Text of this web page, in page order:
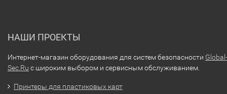
НАШИ ПРОЕКТЫ
Интернет-магазин оборудования для систем безопасности Global-
Sec.Ru с широким выбором и сервисным обслуживанием.
Принтеры для пластиковых карт